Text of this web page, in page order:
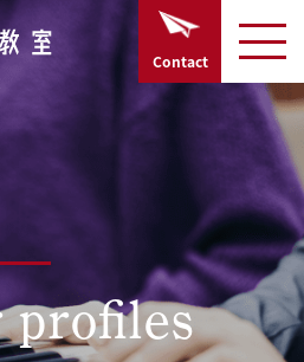
Contact
profiles